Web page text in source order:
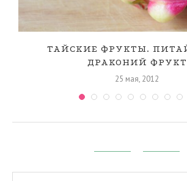
ТАЙСКИЕ ФРУКТЫ.
ДРАКОНИЙ ФРУКТ
25 мая, 2012